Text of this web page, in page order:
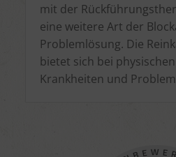
mit der
eine weitere Art der
Problemlösung. Die
bietet sich bei
Krankheiten und